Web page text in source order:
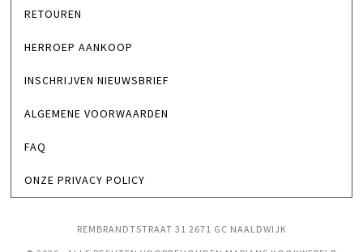
RETOUREN
HERROEP AANKOOP
INSCHRIJVEN NIEUWSBRIEF
ALGEMENE VOORWAARDEN
FAQ
ONZE PRIVACY POLICY
REMBRANDTSTRAAT 31 2671 GC NAALDWIJK